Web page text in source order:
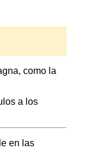
como la
a los
en las